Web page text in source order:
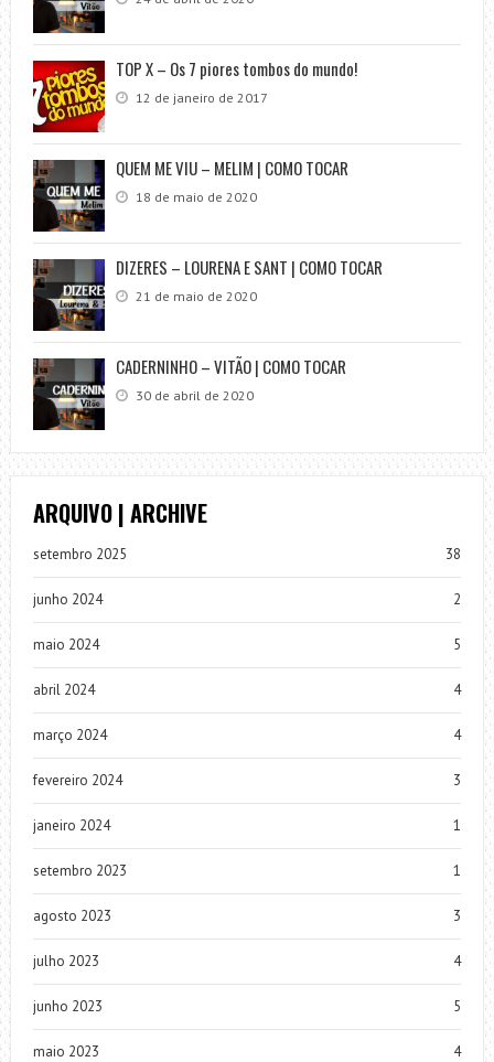
TOP X – Os 7 piores tombos do mundo!
12 de janeiro de 2017
QUEM ME VIU – MELIM | COMO TOCAR
18 de maio de 2020
DIZERES – LOURENA E SANT | COMO TOCAR
21 de maio de 2020
CADERNINHO – VITÃO | COMO TOCAR
30 de abril de 2020
ARQUIVO | ARCHIVE
setembro 2025 38
junho 2024 2
maio 2024 5
abril 2024 4
março 2024 4
fevereiro 2024 3
janeiro 2024 1
setembro 2023 1
agosto 2023 3
julho 2023 4
junho 2023 5
maio 2023 4